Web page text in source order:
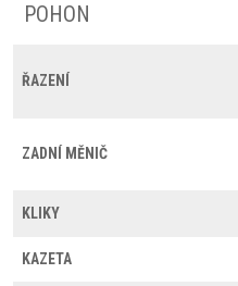
POHON
ŘAZENÍ
ZADNÍ MĚNIČ
KLIKY
KAZETA